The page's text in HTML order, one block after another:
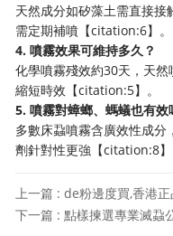
天然成分如矽藻土需直接接
需定期補噴【citation:6】。
4. 噴霧效果可維持多久？
化學噴霧殘效約30天，天
縮短時效【citation:5】。
5. 噴霧對蟑螂、螞蟻也有效
多數床蝨噴霧含廣效性成
劑針對性更強【citation:8】
上一篇 : de粉邊度買,香港
下一篇 : 點樣揀選專業滅蝨